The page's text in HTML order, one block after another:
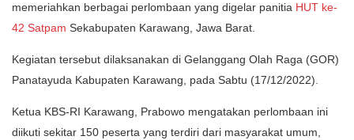
memeriahkan berbagai perlombaan yang digelar panitia HUT ke-
42 Satpam Sekabupaten Karawang, Jawa Barat.
Kegiatan tersebut dilaksanakan di Gelanggang Olah Raga (GOR)
Panatayuda Kabupaten Karawang, pada Sabtu (17/12/2022).
Ketua KBS-RI Karawang, Prabowo mengatakan perlombaan ini
diikuti sekitar 150 peserta yang terdiri dari masyarakat umum,